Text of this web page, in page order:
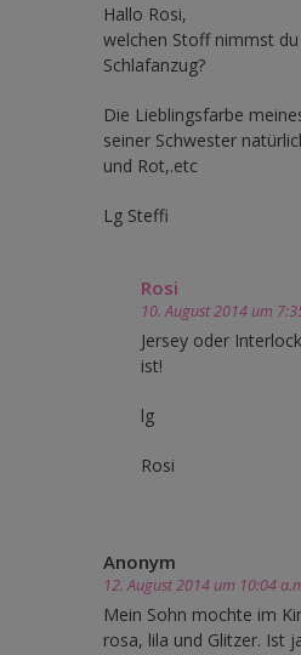
Hallo Rosi,
welchen Stoff nimmst
Schlafanzug?
Die Lieblingsfarbe
seiner Schwester
und Rot,.etc
Lg Steffi
Rosi
10. August 2014 um
Jersey oder
ist!
lg
Rosi
Anonym
12. August 2014 um 10:04
Mein Sohn mochte im
rosa, lila und Glitzer. Ist